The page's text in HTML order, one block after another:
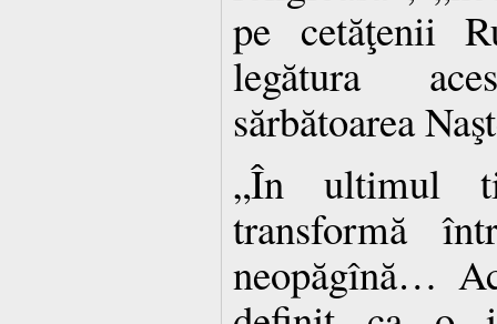
pe cetăţenii
legătura
sărbătoarea
„În ultimul
transformă
neopăgînă…